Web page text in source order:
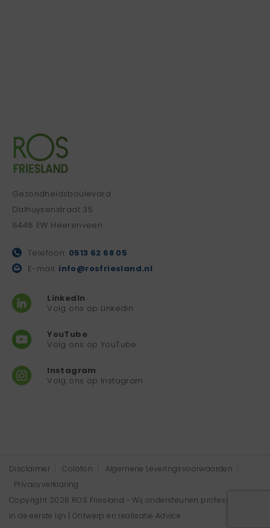
Gezondheidsboulevard
Dalhuysenstraat 35
8448 EW Heerenveen
Telefoon: 0513 62 68 05
E-mail: info@rosfriesland.nl
LinkedIn
Volg ons op Linkedin
YouTube
Volg ons op YouTube
Instagram
Volg ons op Instagram
Disclaimer Colofon
Algemene Leveringsvoorwaarden
Privacyverklaring
Copyright 2026 ROS Friesland - Wij ondersteunen professionals
in de eerste lijn | Ontwerp en realisatie Advice